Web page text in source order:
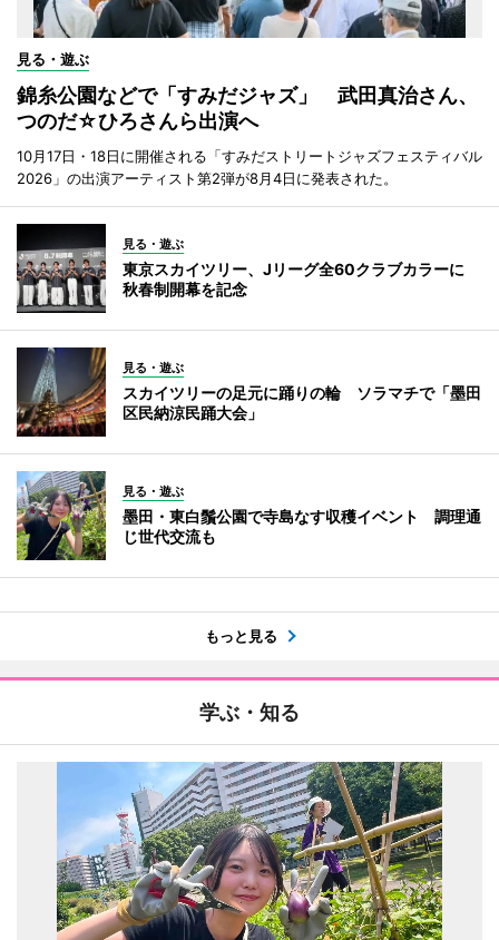
見る・遊ぶ
錦糸公園などで「すみだジャズ」 武田真治さん、
つのだ☆ひろさんら出演へ
10月17日・18日に開催される「すみだストリートジャズフェスティバル
2026」の出演アーティスト第2弾が8月4日に発表された。
見る・遊ぶ
東京スカイツリー、Jリーグ全60クラブカラーに
秋春制開幕を記念
見る・遊ぶ
スカイツリーの足元に踊りの輪 ソラマチで「墨田
区民納涼民踊大会」
見る・遊ぶ
墨田・東白鬚公園で寺島なす収穫イベント 調理通
じ世代交流も
もっと見る
学ぶ・知る